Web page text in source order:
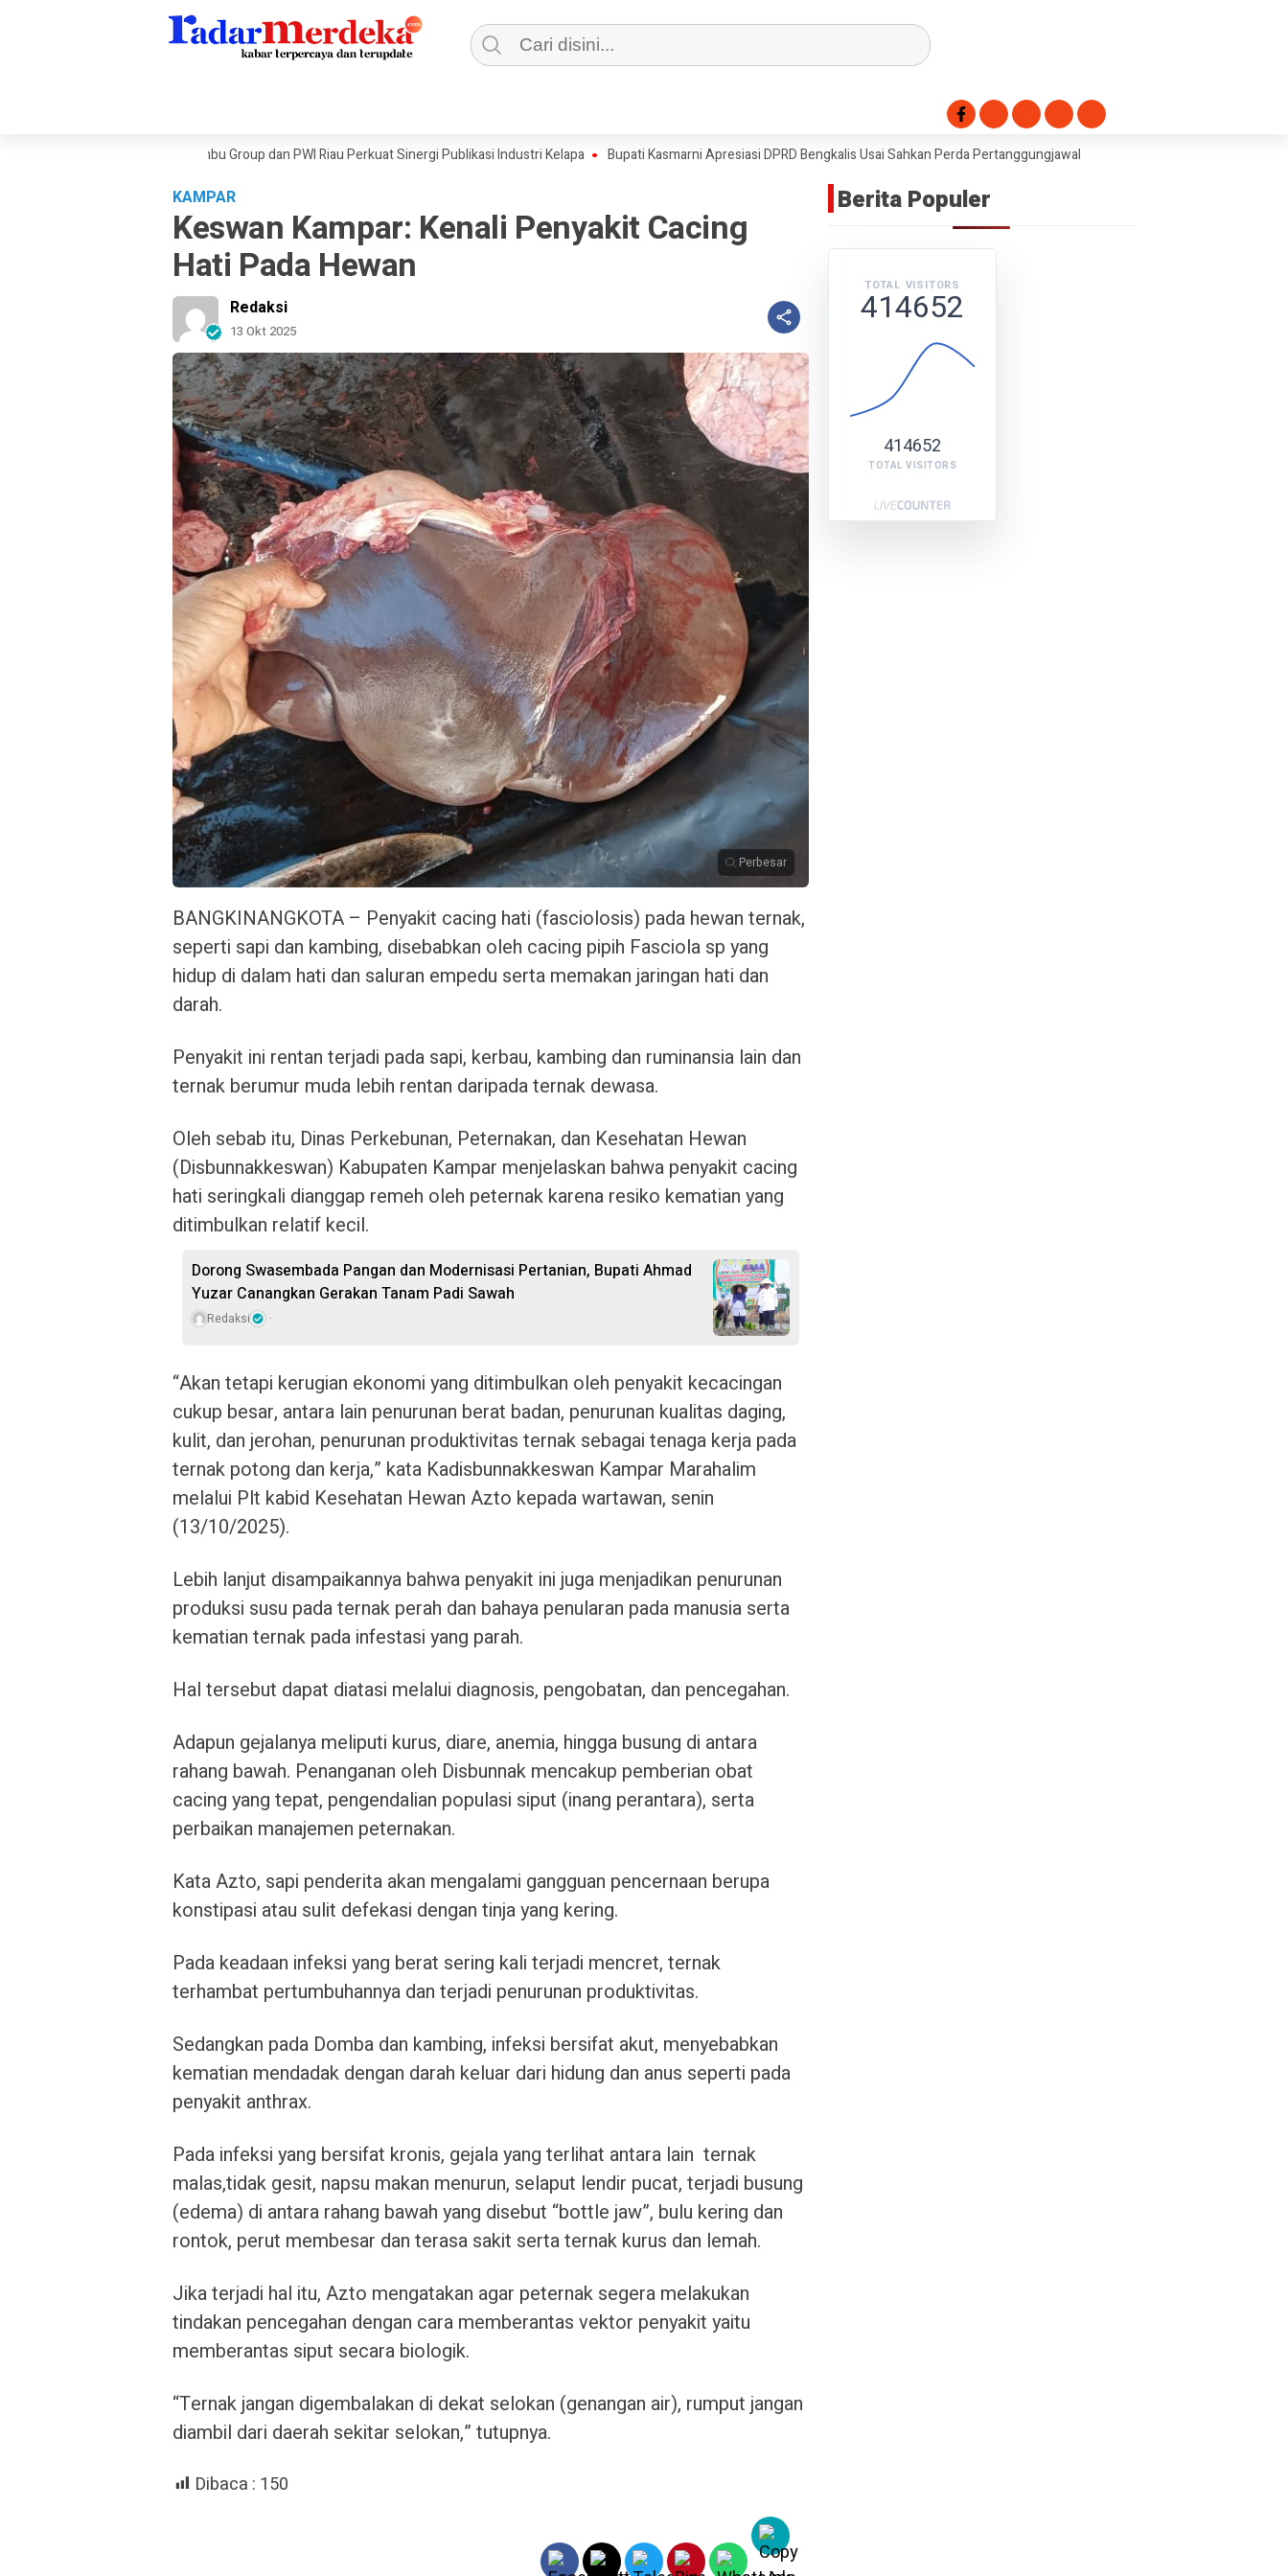
Ekonomi Dunia, Sambu Group dan PWI Riau Perkuat Sinergi Publikasi Industri Kelapa Bupati Kasmarni Apresiasi DPRD Bengkalis Usai Sahkan Perda Pertanggungjawaban APBD 2025
KAMPAR
Keswan Kampar: Kenali Penyakit Cacing
Hati Pada Hewan
Redaksi
13 Okt 2025
Perbesar
BANGKINANGKOTA – Penyakit cacing hati (fasciolosis) pada hewan ternak,
seperti sapi dan kambing, disebabkan oleh cacing pipih Fasciola sp yang
hidup di dalam hati dan saluran empedu serta memakan jaringan hati dan
darah.
Penyakit ini rentan terjadi pada sapi, kerbau, kambing dan ruminansia lain dan
ternak berumur muda lebih rentan daripada ternak dewasa.
Oleh sebab itu, Dinas Perkebunan, Peternakan, dan Kesehatan Hewan
(Disbunnakkeswan) Kabupaten Kampar menjelaskan bahwa penyakit cacing
hati seringkali dianggap remeh oleh peternak karena resiko kematian yang
ditimbulkan relatif kecil.
Dorong Swasembada Pangan dan Modernisasi Pertanian, Bupati Ahmad
Yuzar Canangkan Gerakan Tanam Padi Sawah
Redaksi
“Akan tetapi kerugian ekonomi yang ditimbulkan oleh penyakit kecacingan
cukup besar, antara lain penurunan berat badan, penurunan kualitas daging,
kulit, dan jerohan, penurunan produktivitas ternak sebagai tenaga kerja pada
ternak potong dan kerja,” kata Kadisbunnakkeswan Kampar Marahalim
melalui Plt kabid Kesehatan Hewan Azto kepada wartawan, senin
(13/10/2025).
Lebih lanjut disampaikannya bahwa penyakit ini juga menjadikan penurunan
produksi susu pada ternak perah dan bahaya penularan pada manusia serta
kematian ternak pada infestasi yang parah.
Hal tersebut dapat diatasi melalui diagnosis, pengobatan, dan pencegahan.
Adapun gejalanya meliputi kurus, diare, anemia, hingga busung di antara
rahang bawah. Penanganan oleh Disbunnak mencakup pemberian obat
cacing yang tepat, pengendalian populasi siput (inang perantara), serta
perbaikan manajemen peternakan.
Kata Azto, sapi penderita akan mengalami gangguan pencernaan berupa
konstipasi atau sulit defekasi dengan tinja yang kering.
Pada keadaan infeksi yang berat sering kali terjadi mencret, ternak
terhambat pertumbuhannya dan terjadi penurunan produktivitas.
Sedangkan pada Domba dan kambing, infeksi bersifat akut, menyebabkan
kematian mendadak dengan darah keluar dari hidung dan anus seperti pada
penyakit anthrax.
Pada infeksi yang bersifat kronis, gejala yang terlihat antara lain ternak
malas,tidak gesit, napsu makan menurun, selaput lendir pucat, terjadi busung
(edema) di antara rahang bawah yang disebut “bottle jaw”, bulu kering dan
rontok, perut membesar dan terasa sakit serta ternak kurus dan lemah.
Jika terjadi hal itu, Azto mengatakan agar peternak segera melakukan
tindakan pencegahan dengan cara memberantas vektor penyakit yaitu
memberantas siput secara biologik.
“Ternak jangan digembalakan di dekat selokan (genangan air), rumput jangan
diambil dari daerah sekitar selokan,” tutupnya.
Dibaca : 150
Berita Populer
TOTAL VISITORS
414652
414652
TOTAL VISITORS